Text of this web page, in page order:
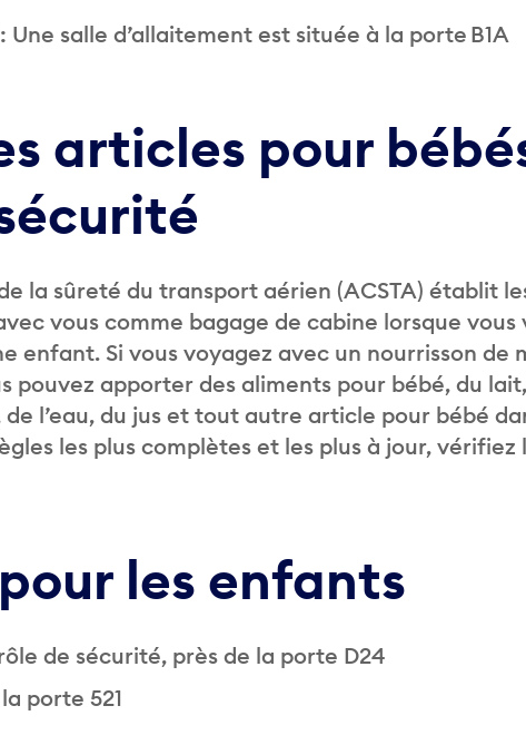
salle d’allaitement est située à la porte B1A
articles pour
la sûreté du transport aérien (ACSTA) établit
vous comme bagage de cabine lorsque vous
enfant. Si vous voyagez avec un nourrisson de
pouvez apporter des aliments pour bébé, du
l’eau, du jus et tout autre article pour bébé
les plus complètes et les plus à jour, vérifiez
les enfants
de sécurité, près de la porte D24
porte 521